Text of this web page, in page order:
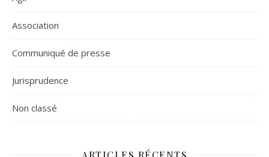
Association
Communiqué de presse
Jurisprudence
Non classé